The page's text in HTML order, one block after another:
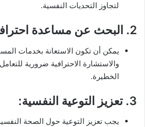
لتجاوز التحديات النفسية.
2. البحث عن مساعدة
يمكن أن تكون الاستعانة بخدمات
والاستشارة الاحترافية ضرورية
الخطيرة.
3. تعزيز التوعية النفسية:
يجب تعزيز التوعية حول الصحة النفسية